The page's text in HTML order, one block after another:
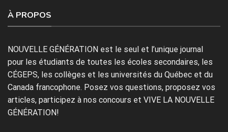
À PROPOS
NOUVELLE GÉNÉRATION est le seul et l’unique journal
pour les étudiants de toutes les écoles secondaires, les
CÉGEPS, les collèges et les universités du Québec et du
Canada francophone. Posez vos questions, proposez vos
articles, participez à nos concours et VIVE LA NOUVELLE
GÉNÉRATION!